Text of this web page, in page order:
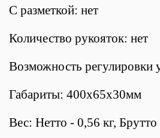
С разметкой: нет
Количество рукояток: нет
Возможность регулировки
Габариты: 400х65х30мм
Вес: Нетто - 0,56 кг, Брутто